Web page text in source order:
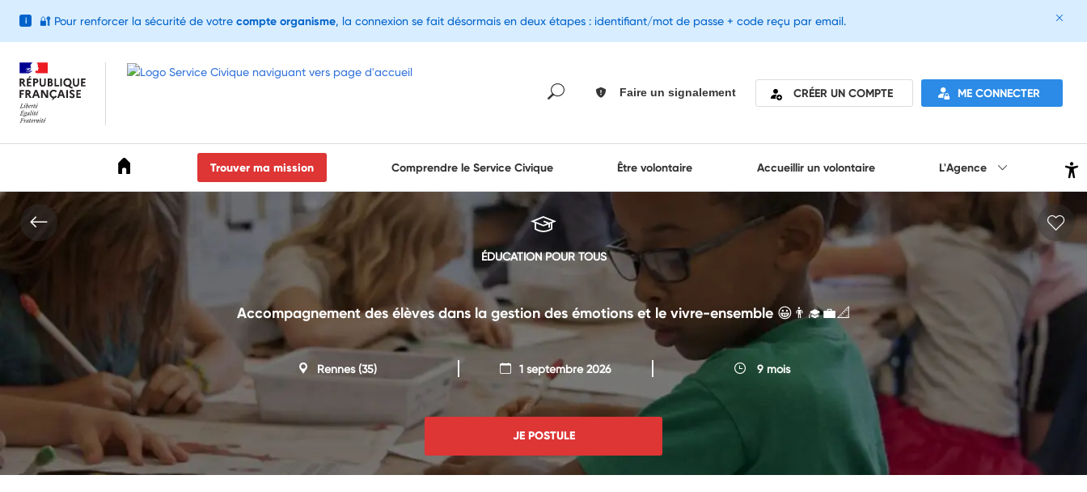
Faire un signalement CRÉER UN COMPTE ME CONNECTER
Trouver ma mission Comprendre le Service Civique Être volontaire Accueillir un volontaire L'Agence
ÉDUCATION POUR TOUS
Accompagnement des élèves dans la gestion des émotions et le vivre-ensemble 😀👨‍🎓💼📐
Rennes(35) 1 septembre 2026 9 mois
JE POSTULE
i 🔐 Pour renforcer la sécurité de votre compte organisme, la connexion se fait désormais en deux étapes : identifiant/mot de passe + code reçu par email.